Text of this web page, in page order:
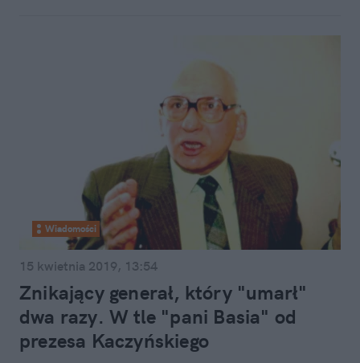
Wiadomości
15 kwietnia 2019, 13:54
Znikający generał, który "umarł"
dwa razy. W tle "pani Basia" od
prezesa Kaczyńskiego